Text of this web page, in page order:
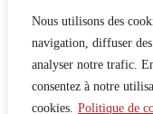
Nous utilisons des
navigation, diffuser
analyser notre trafic.
consentez à notre
cookies. Politique de